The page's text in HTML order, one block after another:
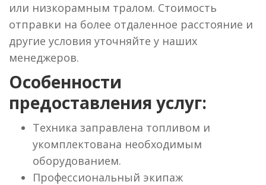
или низкорамным тралом. Стоимость
отправки на более отдаленное расстояние и
другие условия уточняйте у наших
менеджеров.
Особенности
предоставления услуг:
Техника заправлена топливом и
укомплектована необходимым
оборудованием.
Профессиональный экипаж